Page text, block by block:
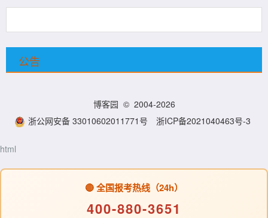
公告
博客园 © 2004-2026
浙公网安备 33010602011771号
浙ICP备2021040463号-3
html
🔴 全国报考热线（24h）
400-880-3651